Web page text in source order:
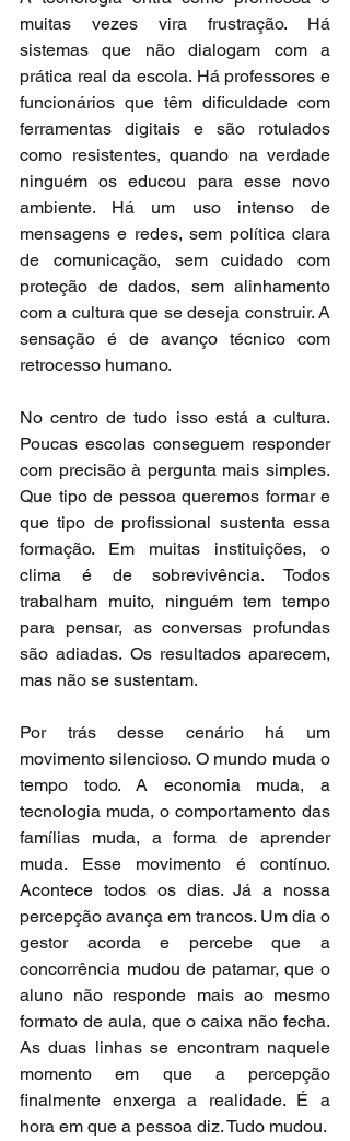
muitas vezes vira frustração. Há
sistemas que não dialogam com a
prática real da escola. Há professores e
funcionários que têm dificuldade com
ferramentas digitais e são rotulados
como resistentes, quando na verdade
ninguém os educou para esse novo
ambiente. Há um uso intenso de
mensagens e redes, sem política clara
de comunicação, sem cuidado com
proteção de dados, sem alinhamento
com a cultura que se deseja construir. A
sensação é de avanço técnico com
retrocesso humano.
No centro de tudo isso está a cultura.
Poucas escolas conseguem responder
com precisão à pergunta mais simples.
Que tipo de pessoa queremos formar e
que tipo de profissional sustenta essa
formação. Em muitas instituições, o
clima é de sobrevivência. Todos
trabalham muito, ninguém tem tempo
para pensar, as conversas profundas
são adiadas. Os resultados aparecem,
mas não se sustentam.
Por trás desse cenário há um
movimento silencioso. O mundo muda o
tempo todo. A economia muda, a
tecnologia muda, o comportamento das
famílias muda, a forma de aprender
muda. Esse movimento é contínuo.
Acontece todos os dias. Já a nossa
percepção avança em trancos. Um dia o
gestor acorda e percebe que a
concorrência mudou de patamar, que o
aluno não responde mais ao mesmo
formato de aula, que o caixa não fecha.
As duas linhas se encontram naquele
momento em que a percepção
finalmente enxerga a realidade. É a
hora em que a pessoa diz. Tudo mudou.